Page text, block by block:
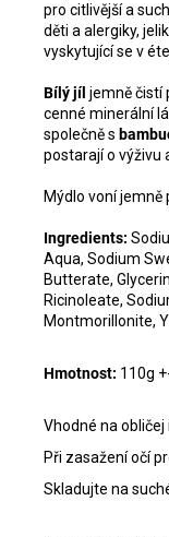
pro citlivější a
děti a alergiky,
vyskytující se v
Bílý jíl jemně čistí
cenné minerální
společně s
postarají o výživu
Mýdlo voní
Ingredients:
Aqua, Sodium
Butterate,
Ricinoleate,
Montmorillonite,
Hmotnost: 110g
Vhodné na obličej
Při zasažení očí
Skladujte na